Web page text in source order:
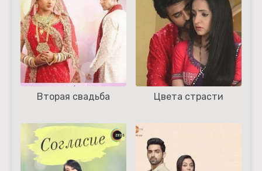
Вторая свадьба Цвета страсти